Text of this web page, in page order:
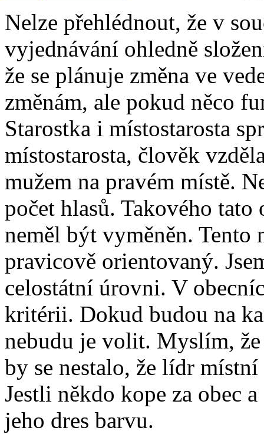
Nelze přehlédnout, že v
vyjednávání ohledně
že se plánuje změna ve
změnám, ale pokud něco
Starostka i místostarosta
místostarosta, člověk
mužem na pravém místě.
počet hlasů. Takového tato
neměl být vyměněn. Tento
pravicově orientovaný.
celostátní úrovni. V
kritérii. Dokud budou na
nebudu je volit. Myslím,
by se nestalo, že lídr
Jestli někdo kope za obec
jeho dres barvu.